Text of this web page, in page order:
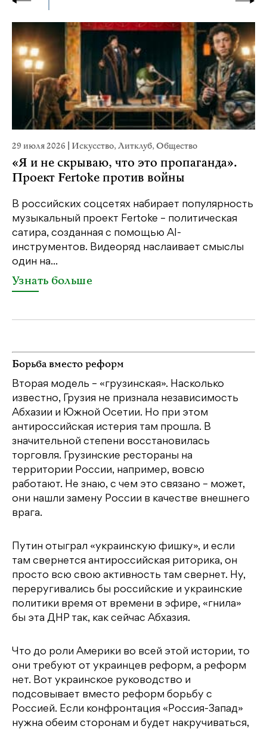
29 июля 2026 Искусство,Литклуб,Общество
«Я и не скрываю, что это пропаганда».
Проект Fertoke против войны
В российских соцсетях набирает популярность
музыкальный проект Fertoke – политическая
сатира, созданная с помощью AI-
инструментов. Видеоряд наслаивает смыслы
один на...
Узнать больше
Борьба вместо реформ
Вторая модель – «грузинская». Насколько
известно, Грузия не признала независимость
Абхазии и Южной Осетии. Но при этом
антироссийская истерия там прошла. В
значительной степени восстановилась
торговля. Грузинские рестораны на
территории России, например, вовсю
работают. Не знаю, с чем это связано – может,
они нашли замену России в качестве внешнего
врага.
Путин отыграл «украинскую фишку», и если
там свернется антироссийская риторика, он
просто всю свою активность там свернет. Ну,
переругивались бы российские и украинские
политики время от времени в эфире, «гнила»
бы эта ДНР так, как сейчас Абхазия.
Что до роли Америки во всей этой истории, то
они требуют от украинцев реформ, а реформ
нет. Вот украинское руководство и
подсовывает вместо реформ борьбу с
Россией. Если конфронтация «Россия-Запад»
нужна обеим сторонам и будет накручиваться,